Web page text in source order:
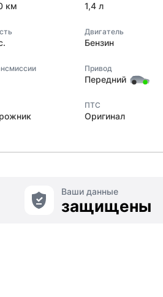
км 1,4 л
Двигатель
Бензин
Привод
Передний
ПТС
Оригинал
Ваши данные
защищены